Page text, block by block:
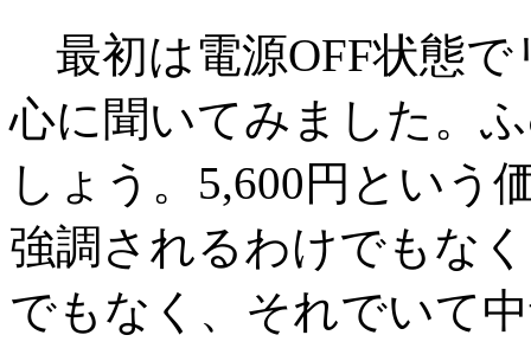
最初は電源OFF状態で
心に聞いてみました。
しょう。5,600円という
強調されるわけでもな
でもなく、それでいて